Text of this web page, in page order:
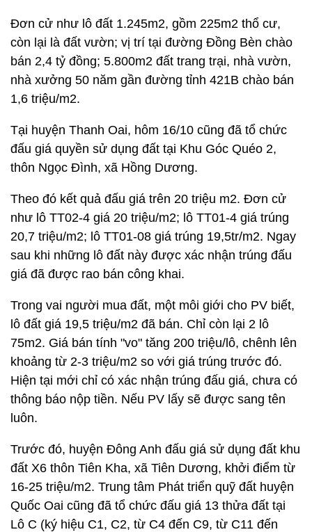
Đơn cử như lô đất 1.245m2, gồm 225m2 thổ cư,
còn lại là đất vườn; vị trí tại đường Đồng Bèn chào
bán 2,4 tỷ đồng; 5.800m2 đất trang trại, nhà vườn,
nhà xưởng 50 năm gần đường tỉnh 421B chào bán
1,6 triệu/m2.
Tại huyện Thanh Oai, hôm 16/10 cũng đã tổ chức
đấu giá quyền sử dụng đất tại Khu Góc Quéo 2,
thôn Ngọc Đình, xã Hồng Dương.
Theo đó kết quả đấu giá trên 20 triệu m2. Đơn cử
như lô TT02-4 giá 20 triệu/m2; lô TT01-4 giá trúng
20,7 triệu/m2; lô TT01-08 giá trúng 19,5tr/m2. Ngay
sau khi những lô đất này được xác nhận trúng đấu
giá đã được rao bán công khai.
Trong vai người mua đất, một môi giới cho PV biết,
lô đất giá 19,5 triệu/m2 đã bán. Chỉ còn lại 2 lô
75m2. Giá bán tính "vo" tăng 200 triệu/lô, chênh lên
khoảng từ 2-3 triệu/m2 so với giá trúng trước đó.
Hiện tại mới chỉ có xác nhận trúng đấu giá, chưa có
thông báo nộp tiền. Nếu PV lấy sẽ được sang tên
luôn.
Trước đó, huyện Đông Anh đấu giá sử dụng đất khu
đất X6 thôn Tiên Kha, xã Tiên Dương, khởi điểm từ
16-25 triệu/m2. Trung tâm Phát triển quỹ đất huyện
Quốc Oai cũng đã tổ chức đấu giá 13 thửa đất tại
Lô C (ký hiệu C1, C2, từ C4 đến C9, từ C11 đến